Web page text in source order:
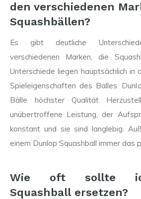
den verschiedenen
Squashbällen?
Es gibt deutliche
verschiedenen Marken, die
Unterschiede liegen hauptsächlich in
Spieleigenschaften des Balles.
Bälle höchster Qualität
unübertroffene Leistung, der
konstant und sie sind langlebig.
einem Dunlop Squashball immer das
Wie oft sollte
Squashball ersetzen?